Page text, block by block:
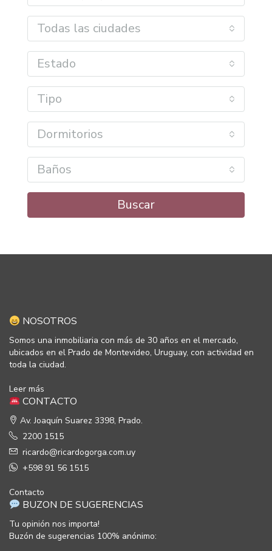
Todas las ciudades
Estado
Tipo
Dormitorios
Baños
Buscar
NOSOTROS
Somos una inmobiliaria con más de 30 años en el mercado,
ubicados en el Prado de Montevideo, Uruguay, con actividad en
toda la ciudad.
Leer más
CONTACTO
Av. Joaquín Suarez 3398, Prado.
2200 1515
ricardo@ricardogorga.com.uy
+598 91 56 1515
Contacto
BUZON DE SUGERENCIAS
Tu opinión nos importa!
Buzón de sugerencias 100% anónimo: